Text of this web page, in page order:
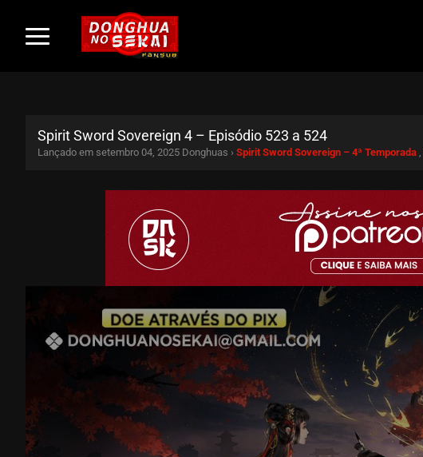
Spirit Sword Sovereign 4 – Episódio 523 a 524
Lançado em setembro 04, 2025 Donghuas › Spirit Sword Sovereign – 4ª Temporada